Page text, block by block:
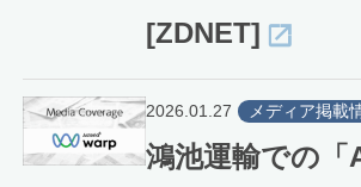
[ZDNET]
2026.01.27 メディア掲載
鴻池運輸での「